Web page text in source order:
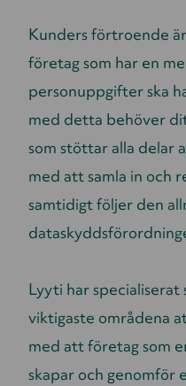
Kunders förtroende
företag som har en
personuppgifter ska
med detta behöver
som stöttar alla delar
med att samla in och
samtidigt följer den
Lyyti har specialiserat
viktigaste områdena
med att företag som
skapar och genomför